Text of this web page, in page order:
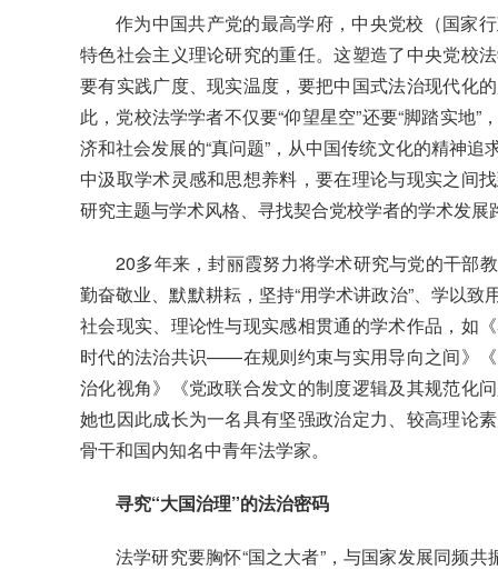
作为中国共产党的最高学府，中央党校（国家
特色社会主义理论研究的重任。这塑造了中央党校
要有实践广度、现实温度，要把中国式法治现代化
此，党校法学学者不仅要“仰望星空”还要“脚踏实地
济和社会发展的“真问题”，从中国传统文化的精神
中汲取学术灵感和思想养料，要在理论与现实之间
研究主题与学术风格、寻找契合党校学者的学术发
20多年来，封丽霞努力将学术研究与党的干部
勤奋敬业、默默耕耘，坚持“用学术讲政治”、学以
社会现实、理论性与现实感相贯通的学术作品，如
时代的法治共识——在规则约束与实用导向之间》
治化视角》《党政联合发文的制度逻辑及其规范化
她也因此成长为一名具有坚强政治定力、较高理论
骨干和国内知名中青年法学家。
寻究“大国治理”的法治密码
法学研究要胸怀“国之大者”，与国家发展同频